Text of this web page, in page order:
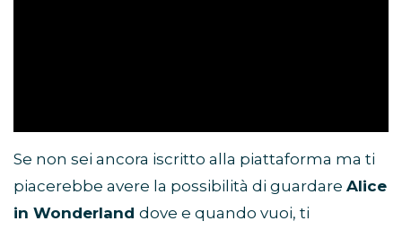
Se non sei ancora iscritto alla piattaforma ma ti
piacerebbe avere la possibilità di guardare Alice
in Wonderland dove e quando vuoi, ti